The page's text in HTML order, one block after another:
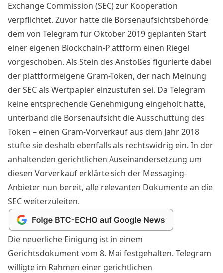
Exchange Commission (SEC) zur Kooperation
verpflichtet. Zuvor hatte die Börsenaufsichtsbehörde
dem von Telegram für Oktober 2019 geplanten Start
einer eigenen Blockchain-Plattform einen Riegel
vorgeschoben. Als Stein des Anstoßes figurierte dabei
der plattformeigene Gram-Token, der nach Meinung
der SEC als Wertpapier einzustufen sei. Da Telegram
keine entsprechende Genehmigung eingeholt hatte,
unterband die Börsenaufsicht die Ausschüttung des
Token – einen Gram-Vorverkauf aus dem Jahr 2018
stufte sie deshalb ebenfalls als rechtswidrig ein. In der
anhaltenden gerichtlichen Auseinandersetzung um
diesen Vorverkauf erklärte sich der Messaging-
Anbieter nun bereit, alle relevanten Dokumente an die
SEC weiterzuleiten.
Die neuerliche Einigung ist in einem
Gerichtsdokument vom 8. Mai festgehalten. Telegram
willigte im Rahmen einer gerichtlichen